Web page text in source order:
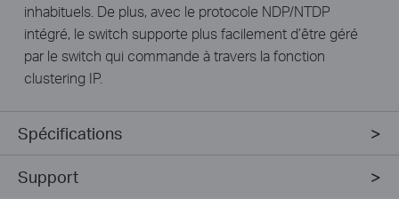
inhabituels. De plus, avec le protocole NDP/NTDP
intégré, le switch supporte plus facilement d’être géré
par le switch qui commande à travers la fonction
clustering IP.
Spécifications
Support